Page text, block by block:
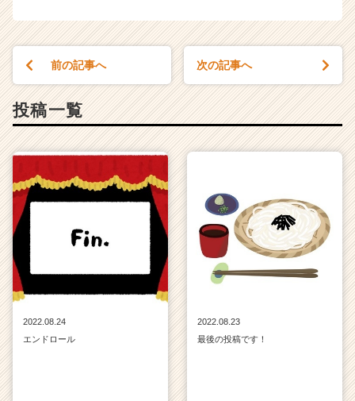
前の記事へ 次の記事へ
投稿一覧
2022.08.24
エンドロール
2022.08.23
最後の投稿です！